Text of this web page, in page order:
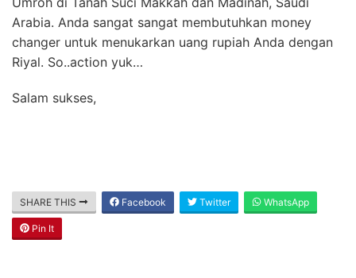
Arabia. Anda sangat sangat membutuhkan money
changer untuk menukarkan uang rupiah Anda dengan
Riyal. So..action yuk…
Salam sukses,
SHARE THIS Facebook Twitter WhatsApp
Pin It